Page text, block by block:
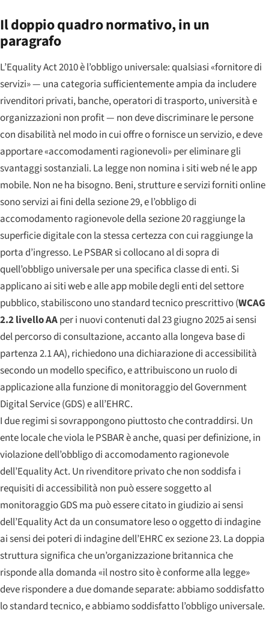
Il doppio quadro normativo, in un
paragrafo
L’Equality Act 2010 è l’obbligo universale: qualsiasi «fornitore di
servizi» — una categoria sufficientemente ampia da includere
rivenditori privati, banche, operatori di trasporto, università e
organizzazioni non profit — non deve discriminare le persone
con disabilità nel modo in cui offre o fornisce un servizio, e deve
apportare «accomodamenti ragionevoli» per eliminare gli
svantaggi sostanziali. La legge non nomina i siti web né le app
mobile. Non ne ha bisogno. Beni, strutture e servizi forniti online
sono servizi ai fini della sezione 29, e l’obbligo di
accomodamento ragionevole della sezione 20 raggiunge la
superficie digitale con la stessa certezza con cui raggiunge la
porta d’ingresso. Le PSBAR si collocano al di sopra di
quell’obbligo universale per una specifica classe di enti. Si
applicano ai siti web e alle app mobile degli enti del settore
pubblico, stabiliscono uno standard tecnico prescrittivo (WCAG
2.2 livello AAper i nuovi contenuti dal 23 giugno 2025 ai sensi
del percorso di consultazione, accanto alla longeva base di
partenza 2.1 AA), richiedono una dichiarazione di accessibilità
secondo un modello specifico, e attribuiscono un ruolo di
applicazione alla funzione di monitoraggio del Government
Digital Service (GDS) e all’EHRC.
I due regimi si sovrappongono piuttosto che contraddirsi. Un
ente locale che viola le PSBAR è anche, quasi per definizione, in
violazione dell’obbligo di accomodamento ragionevole
dell’Equality Act. Un rivenditore privato che non soddisfa i
requisiti di accessibilità non può essere soggetto al
monitoraggio GDS ma può essere citato in giudizio ai sensi
dell’Equality Act da un consumatore leso o oggetto di indagine
ai sensi dei poteri di indagine dell’EHRC ex sezione 23. La doppia
struttura significa che un’organizzazione britannica che
risponde alla domanda «il nostro sito è conforme alla legge»
deve rispondere a due domande separate: abbiamo soddisfatto
lo standard tecnico, e abbiamo soddisfatto l’obbligo universale.